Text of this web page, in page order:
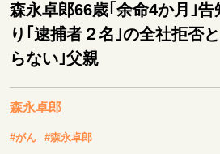
表現者の葛藤
人生が動いた日
セカンドキャリアの描き方
夢を掴む選択
森永卓郎66歳｢余命4か月｣
り｢逮捕者２名｣の全社拒否
らない｣父親
森永卓郎
#がん #森永卓郎